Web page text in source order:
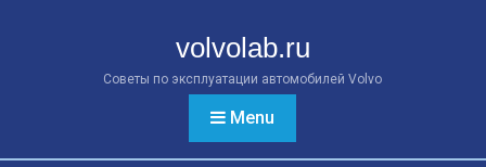
volvolab.ru
Советы по эксплуатации автомобилей Volvo
Menu